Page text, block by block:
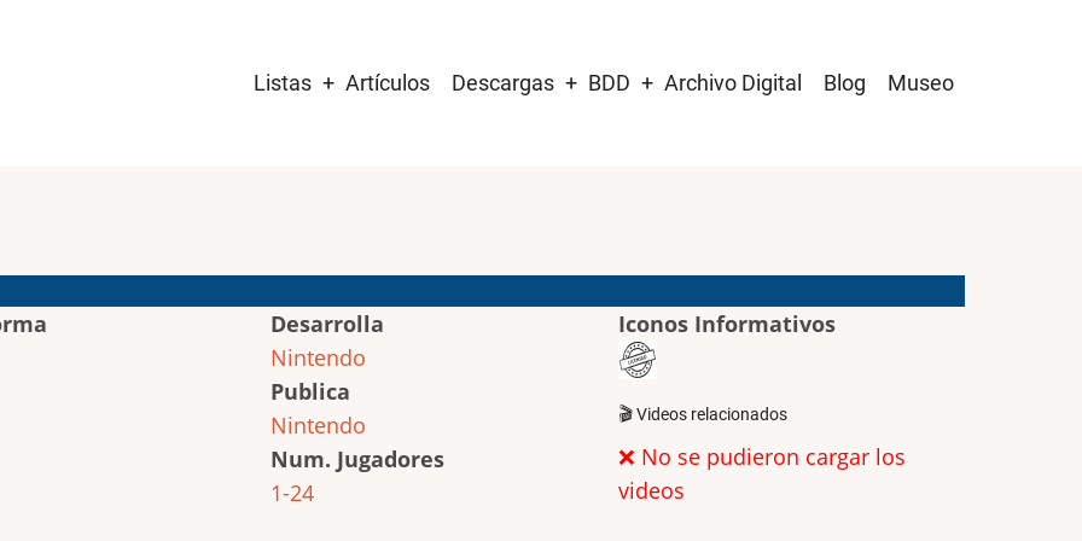
navigation
Listas Artículos Descargas BDD Archivo Digital Blog Museo
Desarrolla
Nintendo
Publica
Nintendo
Num. Jugadores
1-24
Iconos Informativos
🎬 Videos relacionados
❌ No se pudieron cargar los
videos